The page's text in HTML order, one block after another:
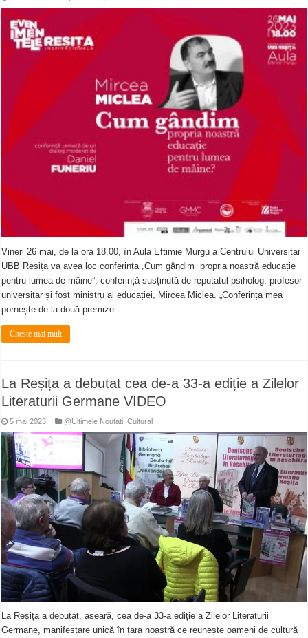
Vineri 26 mai, de la ora 18.00, în Aula Eftimie Murgu a Centrului Universitar
UBB Reșița va avea loc conferința „Cum gândim propria noastră educație
pentru lumea de mâine”, conferință susținută de reputatul psiholog, profesor
universitar și fost ministru al educației, Mircea Miclea. „Conferința mea
pornește de la două premize: …
Citeste mai mult
La Reșița a debutat cea de-a 33-a ediție a Zilelor
Literaturii Germane VIDEO
5 mai 2023 @Ultimele Noutati ,Cultural
La Reșița a debutat, aseară, cea de-a 33-a ediție a Zilelor Literaturii
Germane, manifestare unică în țara noastră ce reunește oameni de cultură